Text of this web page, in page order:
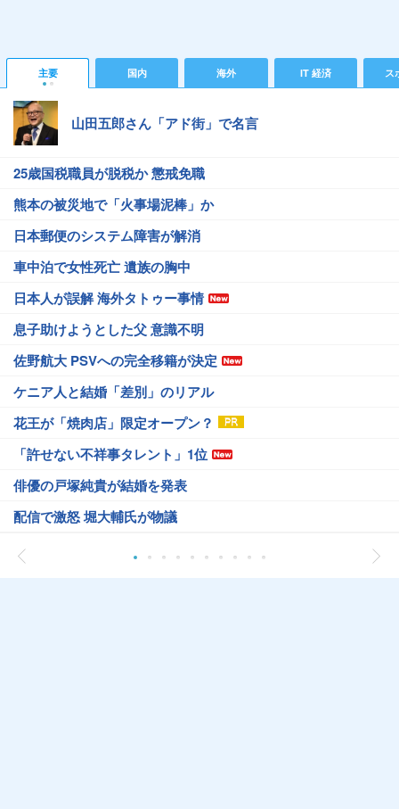
主要 国内 海外 IT 経済 ス
山田五郎さん「アド街」で名言
25歳国税職員が脱税か 懲戒免職
熊本の被災地で「火事場泥棒」か
日本郵便のシステム障害が解消
車中泊で女性死亡 遺族の胸中
日本人が誤解 海外タトゥー事情
息子助けようとした父 意識不明
佐野航大 PSVへの完全移籍が決定
ケニア人と結婚「差別」のリアル
花王が「焼肉店」限定オープン？
「許せない不祥事タレント」1位
俳優の戸塚純貴が結婚を発表
配信で激怒 堀大輔氏が物議